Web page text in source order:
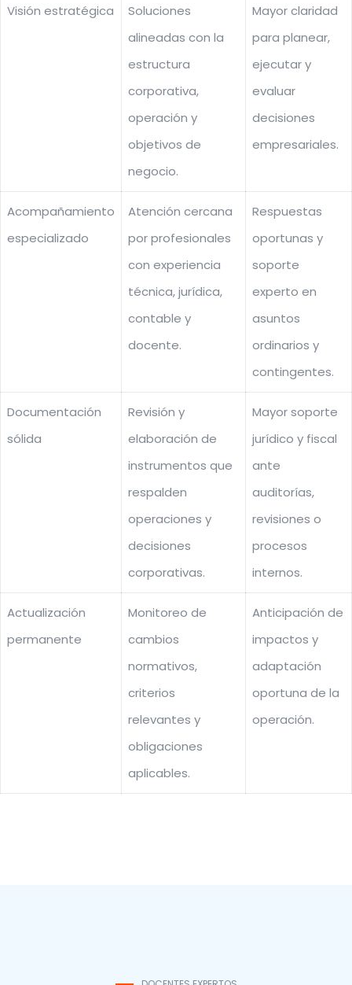
Visión estratégica
Soluciones
alineadas con la
estructura
corporativa,
operación y
objetivos de
negocio.
Mayor claridad
para planear,
ejecutar y
evaluar
decisiones
empresariales.
Acompañamiento
especializado
Atención cercana
por profesionales
con experiencia
técnica, jurídica,
contable y
docente.
Respuestas
oportunas y
soporte
experto en
asuntos
ordinarios y
contingentes.
Documentación
sólida
Revisión y
elaboración de
instrumentos que
respalden
operaciones y
decisiones
corporativas.
Mayor soporte
jurídico y fiscal
ante
auditorías,
revisiones o
procesos
internos.
Actualización
permanente
Monitoreo de
cambios
normativos,
criterios
relevantes y
obligaciones
aplicables.
Anticipación de
impactos y
adaptación
oportuna de la
operación.